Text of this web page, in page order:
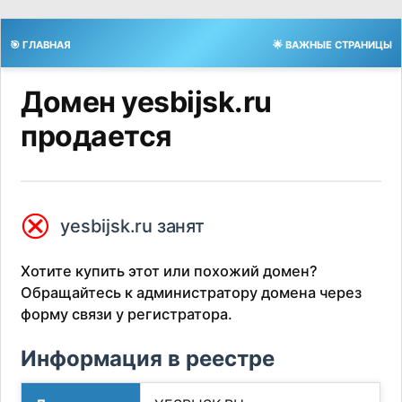
🎯 ГЛАВНАЯ 🌟 ВАЖНЫЕ СТРАНИЦЫ
Домен yesbijsk.ru
продается
⮿ yesbijsk.ru занят
Хотите купить этот или похожий домен?
Обращайтесь к администратору домена через
форму связи у регистратора.
Информация в реестре